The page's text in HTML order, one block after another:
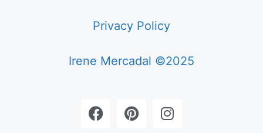
Privacy Policy
Irene Mercadal ©2025